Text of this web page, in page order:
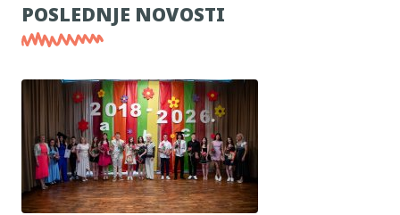
POSLEDNJE NOVOSTI